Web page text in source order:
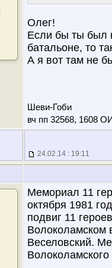
Олег!
Если бы ты был
батальоне, то
А я вот там не
Шеви-Гоби
вч пп 32568, 1608
24.02.14 : 19:11
Мемориал 11
октября 1981
подвиг 11
Волоколамском
Веселовский.